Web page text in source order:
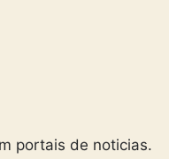
portais de noticias.